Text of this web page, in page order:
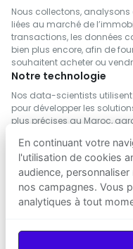
Nous collectons,
liées au marché de
transactions, les données
bien plus encore, afin de
souhaitent acheter ou
Notre technologie
Nos data-scientists
pour développer les
plus précises au Maroc,
SUIVEZ
En continuant votre
l'utilisation de cookies
audience,
nos campagnes. Vous
analytiques à tout